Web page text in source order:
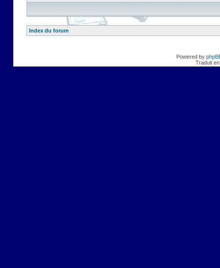
Index du forum
Powered by
Traduit